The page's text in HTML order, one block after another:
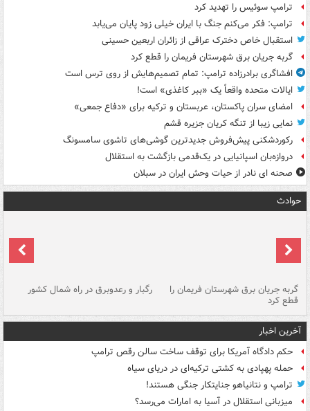
ترامپ سوئیس را تهدید کرد
ترامپ: فکر می‌کنم جنگ با ایران خیلی زود پایان می‌یابد
استقبال خاص دخترک عراقی از زائران اربعین حسینی
گربه جریان برق شهرستان فریمان را قطع کرد
افشاگری برادرزاده ترامپ: تمام تصمیم‌هایش از روی ترس است
ایالات متحده واقعاً یک «ببر کاغذی» است!
امضای سران پاکستان، عربستان و ترکیه برای «دفاع جمعی»
نمایی زیبا از تنگه کریان جزیره قشم
رکوردشکنی پیش‌فروش جدیدترین گوشی‌های تاشوی سامسونگ
دروازه‌بان اسپانیایی در یک‌قدمی بازگشت به استقلال
صحنه ای نادر از حیات وحش ایران در سبلان
حوادث
گربه جریان برق شهرستان فریمان را
قطع کرد
رگبار و رعدوبرق در راه شمال کشور
آخرین اخبار
حکم دادگاه آمریکا برای توقف ساخت سالن رقص ترامپ
حمله پهپادی به کشتی ترکیه‌ای در دریای سیاه
ترامپ و نتانیاهو جنایتکار جنگی هستند!
میزبانی استقلال در آسیا به امارات می‌رسد؟